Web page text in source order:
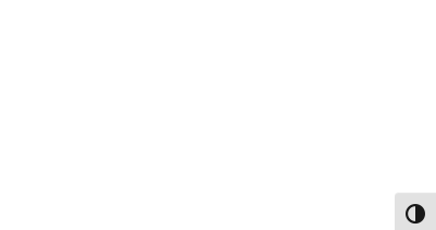
הפעל/כבה ניגודיות גבוהה